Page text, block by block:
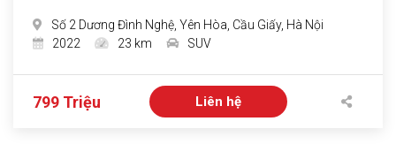
Số 2 Dương Đình Nghệ, Yên Hòa, Cầu Giấy, Hà Nội
2022
23 km SUV
799 Triệu Liên hệ